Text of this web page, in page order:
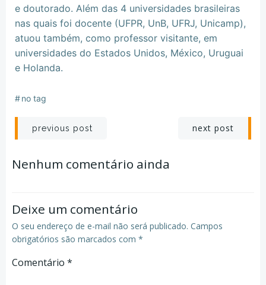
e doutorado. Além das 4 universidades brasileiras
nas quais foi docente (UFPR, UnB, UFRJ, Unicamp),
atuou também, como professor visitante, em
universidades do Estados Unidos, México, Uruguai
e Holanda.
#no tag
Navegação
de
previous post
Navegação
de
next post
Nenhum comentário ainda
Deixe um comentário
O seu endereço de e-mail não será publicado. Campos
obrigatórios são marcados com *
Comentário *